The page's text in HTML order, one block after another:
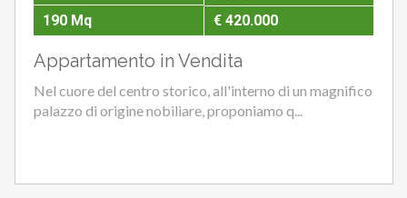
190 Mq
€ 420.000
Appartamento in Vendita
Nel cuore del centro storico, all'interno di un magnifico
palazzo di origine nobiliare, proponiamo q...